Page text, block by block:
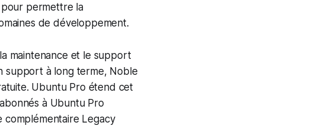
permettre la
de développement.
maintenance et le support
support à long terme, Noble
Ubuntu Pro étend cet
à Ubuntu Pro
complémentaire Legacy